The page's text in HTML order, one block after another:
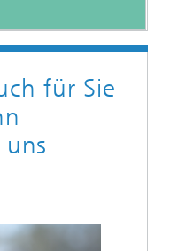
für Sie